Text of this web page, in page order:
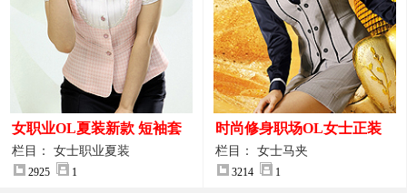
女职业OL夏装新款 短袖套
装女正装
栏目： 女士职业夏装
2925 1
时尚修身职场OL女士正装
马甲拍摄大图
栏目： 女士马夹
3214 1